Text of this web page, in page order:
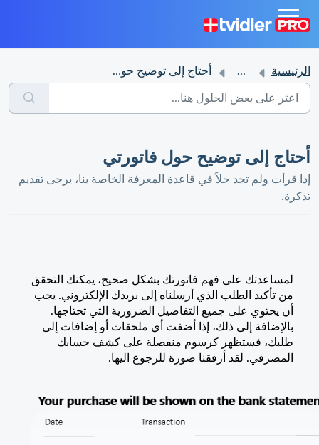
الرئيسية ... أحتاج إلى توضيح حول فاتورتي
أحتاج إلى توضيح حول فاتورتي
إذا قرأت ولم تجد حلاً في قاعدة المعرفة الخاصة بنا، يرجى تقديم
تذكرة.
لمساعدتك على فهم فاتورتك بشكل صحيح، يمكنك التحقق
من تأكيد الطلب الذي أرسلناه إلى بريدك الإلكتروني. يجب
أن يحتوي على جميع التفاصيل الضرورية التي تحتاجها.
بالإضافة إلى ذلك، إذا أضفت أي ملحقات أو إضافات إلى
طلبك، فستظهر كرسوم منفصلة على كشف حسابك
المصرفي. لقد أرفقنا صورة للرجوع اليها.